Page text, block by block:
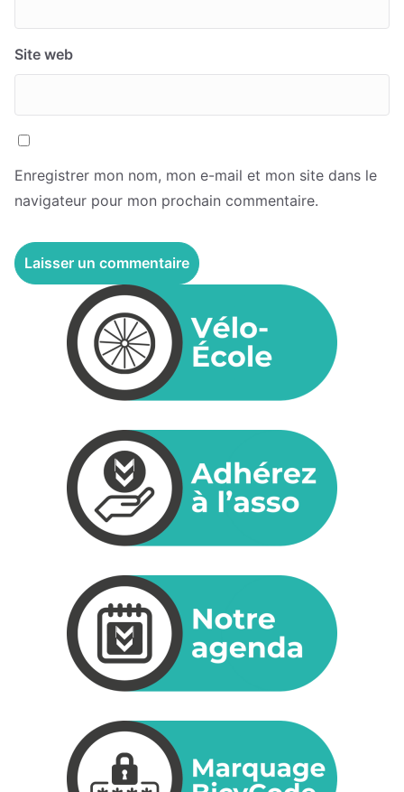
Site web
Enregistrer mon nom, mon e-mail et mon site dans le
navigateur pour mon prochain commentaire.